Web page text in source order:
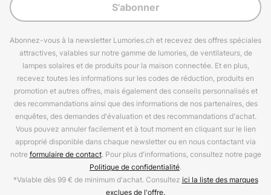
S'abonner
Abonnez-vous à la newsletter Lumories.ch et recevez des offres spéciales
attractives, valables sur notre gamme de lumories, de ventilateurs, de
lampes solaires et de produits pour la maison connectée. Et en plus,
recevez toutes les informations sur les codes de réduction, produits en
promotion et autres offres, mais également des conseils personnalisés et
des recommandations ainsi que des informations de nos partenaires, des
enquêtes, des demandes d'évaluation et des recommandations d'achat.
Vous pouvez annuler facilement et à tout moment en cliquant sur le lien
approprié disponible dans chaque newsletter ou en nous contactant via
notreformulaire de contact. Pour plus d'informations, consultez notre page
Politique de confidentialité.
*Valable dès 99 € de minimum d'achat. Consultez ici la liste des marques
exclues de l'offre.